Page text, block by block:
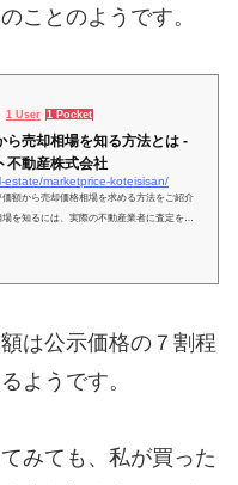
ことのようです。
1 User 1 Pocket
ら売却相場を知る方法とは -
不動産株式会社
marketprice-koteisisan/
額から売却価格相場を求める方法をご紹介
を知るには、実際の不動産業者に査定をし
は公示価格の７割程
ようです。
みても、私が買った